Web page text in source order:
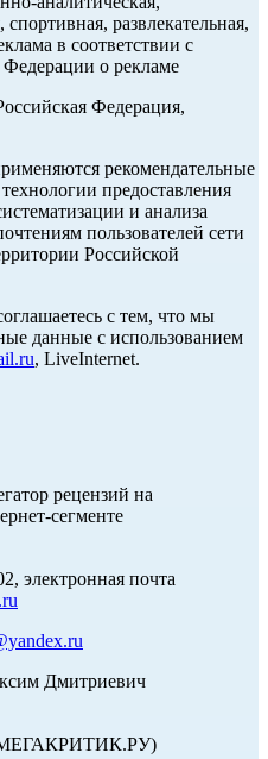
развлекательная,
в соответствии с
Федерации о рекламе
Федерация,
рекомендательные
предоставления
и анализа
пользователей сети
Российской
с тем, что мы
данные с использованием
, LiveInternet.
рецензий на
сегменте
электронная почта
Дмитриевич